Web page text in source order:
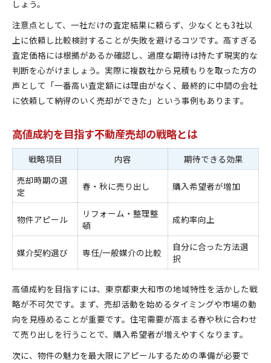
不動産売却を有利にする情報収集のコツ
失敗しない不動産売却の事前準備ポイント
東京都東大和市で売却活動を始めるタイミング
内覧対応がカギとなる売却時の注意点
内覧対応で印象アップする不動産売却テク
内覧時によく聞かれる質問と回答例
不動産売却で内覧を有利に進める工夫
東京都東大和市で内覧希望が増える工夫
しょう。
注意点として、一社だけの査定結果に頼らず、少なくとも3社以
上に依頼し比較検討することが失敗を避けるコツです。高すぎる
査定価格には根拠があるか確認し、過度な期待は持たず現実的な
判断を心がけましょう。実際に複数社から見積もりを取った方の
声として「一番高い査定額には理由がなく、最終的に中間の会社
に依頼して納得のいく売却ができた」という事例もあります。
高値成約を目指す不動産売却の戦略とは
戦略項目 内容
期待できる効果
売却時期の選
定
春・秋に売り出し 購入希望者が増加
物件アピール
リフォーム・整理整
頓
成約率向上
媒介契約選び 専任/一般媒介の比較
自分に合った方法選
択
高値成約を目指すには、東京都東大和市の地域特性を活かした戦
略が不可欠です。まず、売却活動を始めるタイミングや市場の動
向を見極めることが重要です。住宅需要が高まる春や秋に合わせ
て売り出しを行うことで、購入希望者が増えやすくなります。
次に、物件の魅力を最大限にアピールするための準備が必要で